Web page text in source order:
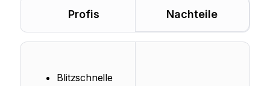
Profis Nachteile
Blitzschnelle